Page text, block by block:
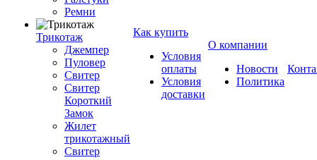
Ремни
Трикотаж
Джемпер
Пуловер
Свитер
Свитер
Короткий
Замок
Жилет
трикотажный
Свитер
Как купить
Условия
оплаты
Условия
доставки
О компании
Новости
Политика